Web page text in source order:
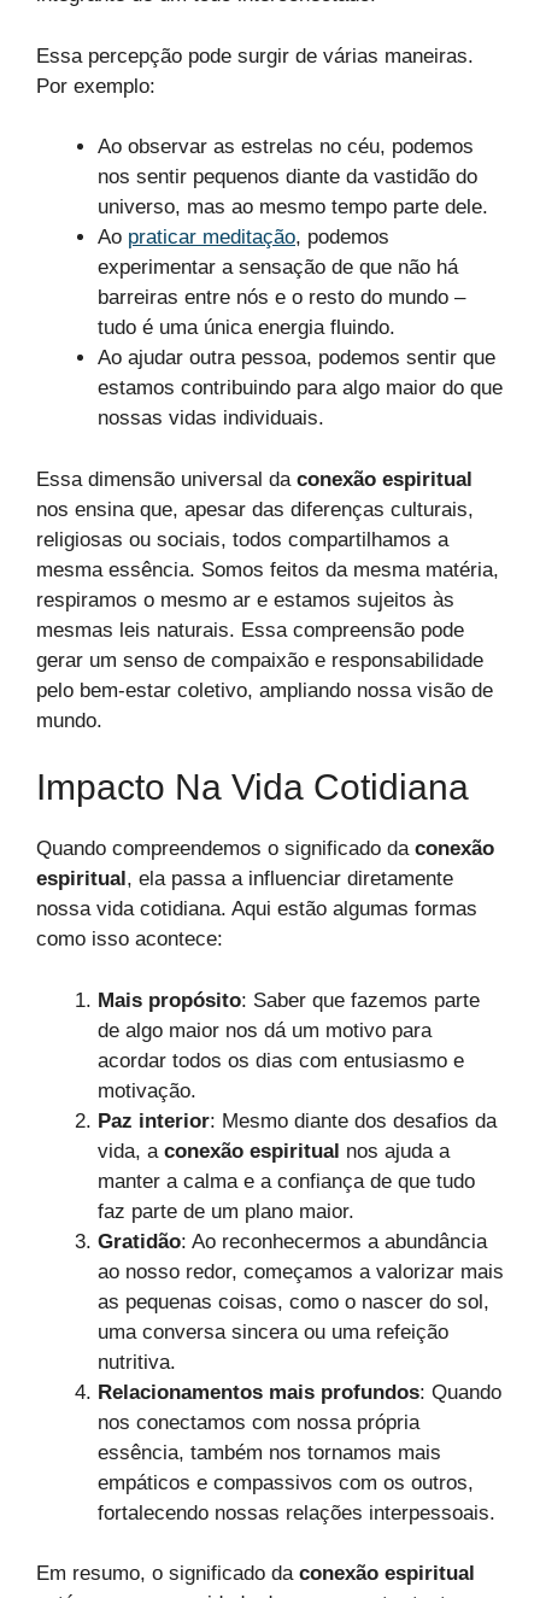
Essa percepção pode surgir de várias maneiras.
Por exemplo:
Ao observar as estrelas no céu, podemos
nos sentir pequenos diante da vastidão do
universo, mas ao mesmo tempo parte dele.
Ao praticar meditação, podemos
experimentar a sensação de que não há
barreiras entre nós e o resto do mundo –
tudo é uma única energia fluindo.
Ao ajudar outra pessoa, podemos sentir que
estamos contribuindo para algo maior do que
nossas vidas individuais.
Essa dimensão universal da conexão espiritual
nos ensina que, apesar das diferenças culturais,
religiosas ou sociais, todos compartilhamos a
mesma essência. Somos feitos da mesma matéria,
respiramos o mesmo ar e estamos sujeitos às
mesmas leis naturais. Essa compreensão pode
gerar um senso de compaixão e responsabilidade
pelo bem-estar coletivo, ampliando nossa visão de
mundo.
Impacto Na Vida Cotidiana
Quando compreendemos o significado da conexão
espiritual , ela passa a influenciar diretamente
nossa vida cotidiana. Aqui estão algumas formas
como isso acontece:
Mais propósito: Saber que fazemos parte
de algo maior nos dá um motivo para
acordar todos os dias com entusiasmo e
motivação.
Paz interior: Mesmo diante dos desafios da
vida, a conexão espiritual nos ajuda a
manter a calma e a confiança de que tudo
faz parte de um plano maior.
Gratidão: Ao reconhecermos a abundância
ao nosso redor, começamos a valorizar mais
as pequenas coisas, como o nascer do sol,
uma conversa sincera ou uma refeição
nutritiva.
Relacionamentos mais profundos: Quando
nos conectamos com nossa própria
essência, também nos tornamos mais
empáticos e compassivos com os outros,
fortalecendo nossas relações interpessoais.
Em resumo, o significado da conexão espiritual